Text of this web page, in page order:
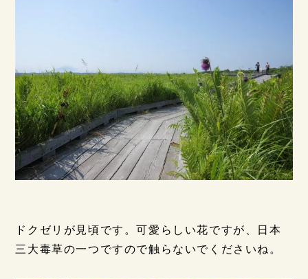
ドクゼリが見頃です。可愛らしい花ですが、日本
三大毒草の一つですので触らないでくださいね。